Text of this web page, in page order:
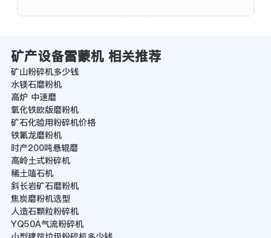
矿产设备雷蒙机 相关推荐
矿山粉碎机多少钱
水镁石磨粉机
高炉 中速磨
氧化铁欧版磨粉机
矿石化验用粉碎机价格
铁氟龙磨粉机
时产200吨悬辊磨
高岭土式粉碎机
稀土嗑石机
斜长岩矿石磨粉机
焦炭磨粉机选型
人造石颗粒粉碎机
YQ50A气流粉碎机